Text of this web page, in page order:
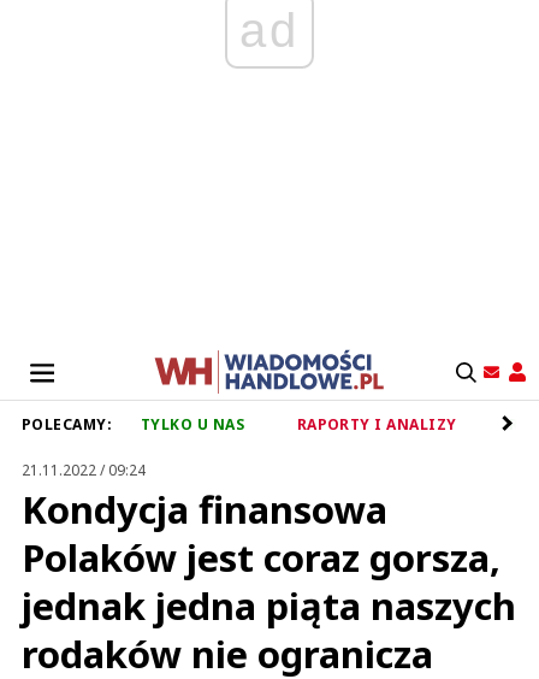
ad
POLECAMY: TYLKO U NAS RAPORTY I ANALIZY
21.11.2022 / 09:24
Kondycja finansowa
Polaków jest coraz gorsza,
jednak jedna piąta naszych
rodaków nie ogranicza